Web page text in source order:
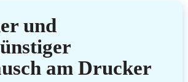
und
am Drucker